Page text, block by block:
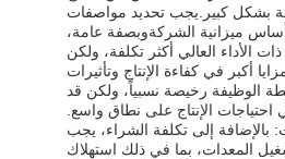
بشكل كبير.يجب تحديد مواصفات
ميزانية الشركةوبصفة عامة،
الأداء العالي أكثر تكلفة، ولكن
أكبر في كفاءة الإنتاج وتأثيرات
الوظيفة رخيصة نسبياً، ولكن قد
احتياجات الإنتاج على نطاق واسع.
بالإضافة إلى تكلفة الشراء، يجب
المعدات، بما في ذلك استهلاك